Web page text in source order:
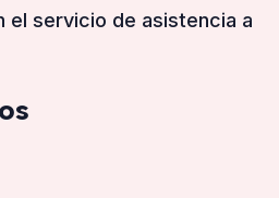
el servicio de asistencia a